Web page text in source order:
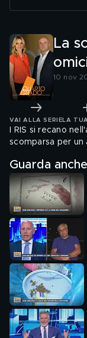
La
10 nov
VAI ALLA SERIE LA
I RIS si recano
scomparsa per un
Guarda anche